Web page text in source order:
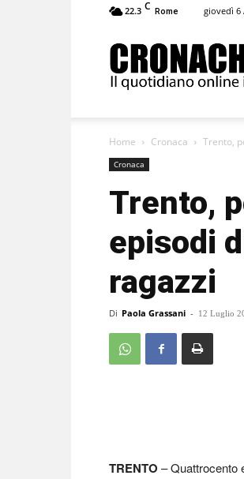
22.3 C Rome giovedì 6
Home Cronaca Trento,
Cronaca
Trento,
episodi
ragazzi
Di Paola Grassani - 12 Luglio
TRENTO – Quattrocento